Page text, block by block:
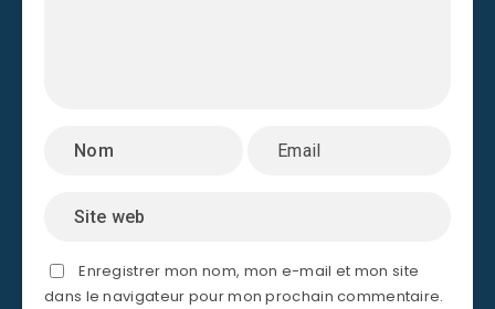
Enregistrer mon nom, mon e-mail et mon site
dans le navigateur pour mon prochain commentaire.